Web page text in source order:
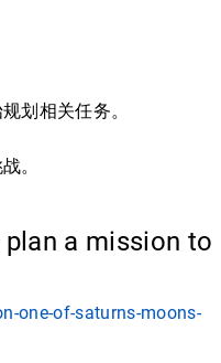
划相关任务。
。
plan a mission to
one-of-saturns-moons-